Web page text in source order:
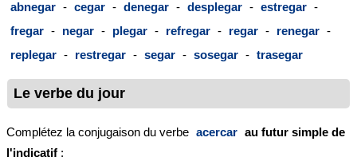
abnegar - cegar - denegar - desplegar - estregar -
fregar - negar - plegar - refregar - regar - renegar -
replegar - restregar - segar - sosegar - trasegar
Le verbe du jour
Complétez la conjugaison du verbe acercar au futur simple de
l'indicatif :